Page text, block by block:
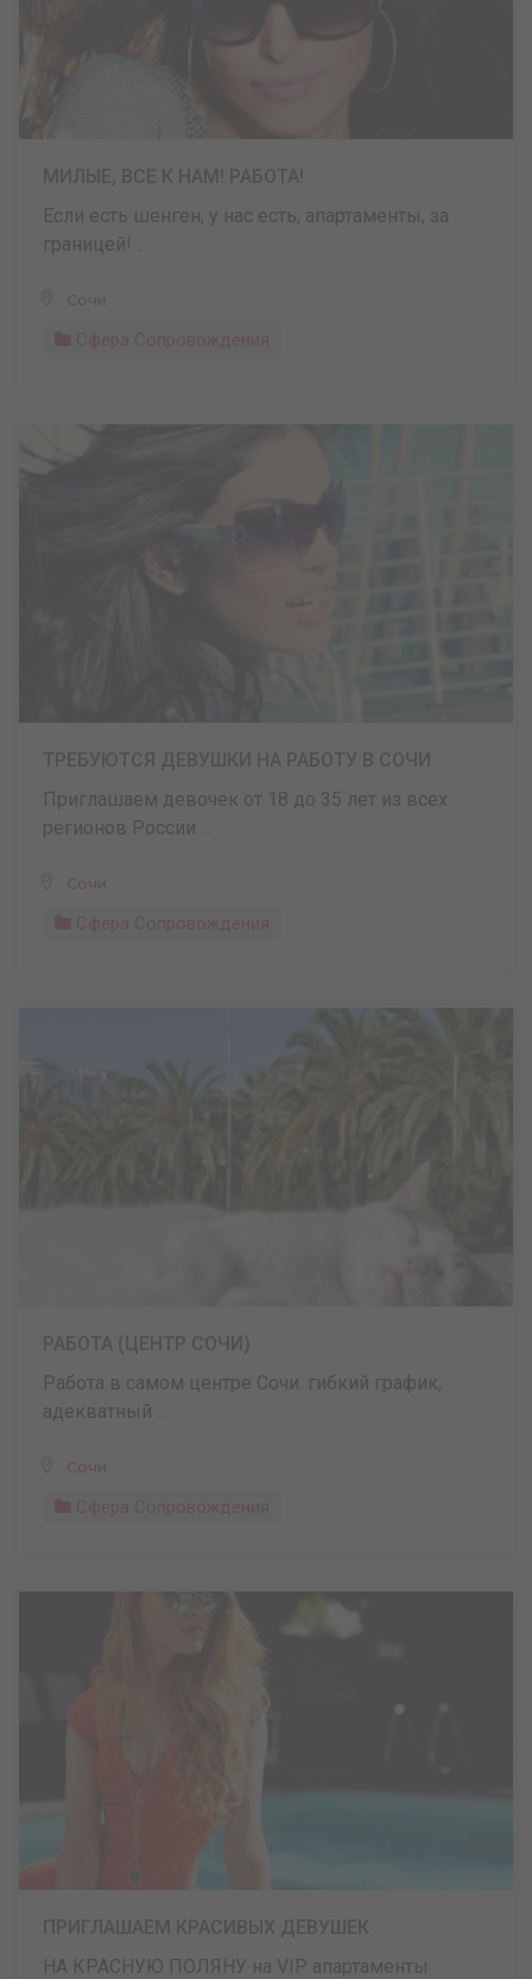
Если есть шенген, у нас есть, апартаменты, за
границей! ...
Сочи
Сфера Сопровождения
Приглашаем девочек от 18 до 35 лет из всех
регионов России ...
Сочи
Сфера Сопровождения
Работа в самом центре Сочи. гибкий график,
адекватный ...
Сочи
Сфера Сопровождения
НА КРАСНУЮ ПОЛЯНУ на VIP апартаменты